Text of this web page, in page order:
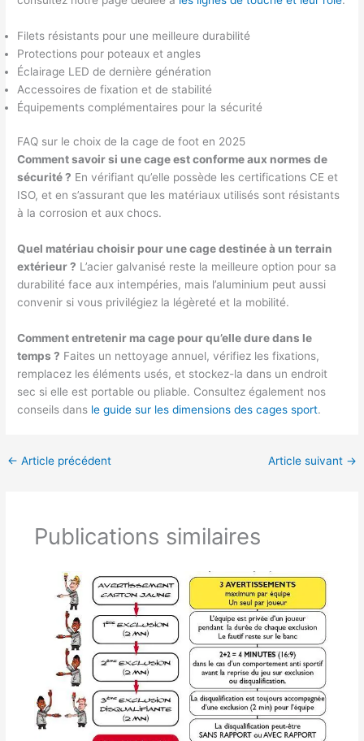
Filets résistants pour une meilleure durabilité
Protections pour poteaux et angles
Éclairage LED de dernière génération
Accessoires de fixation et de stabilité
Équipements complémentaires pour la sécurité
FAQ sur le choix de la cage de foot en 2025
Comment savoir si une cage est conforme aux normes de
sécurité ? En vérifiant qu’elle possède les certifications CE et
ISO, et en s’assurant que les matériaux utilisés sont résistants
à la corrosion et aux chocs.
Quel matériau choisir pour une cage destinée à un terrain
extérieur ? L’acier galvanisé reste la meilleure option pour sa
durabilité face aux intempéries, mais l’aluminium peut aussi
convenir si vous privilégiez la légèreté et la mobilité.
Comment entretenir ma cage pour qu’elle dure dans le
temps ? Faites un nettoyage annuel, vérifiez les fixations,
remplacez les éléments usés, et stockez-la dans un endroit
sec si elle est portable ou pliable. Consultez également nos
conseils dans le guide sur les dimensions des cages sport.
← Article précédent Article suivant →
Publications similaires